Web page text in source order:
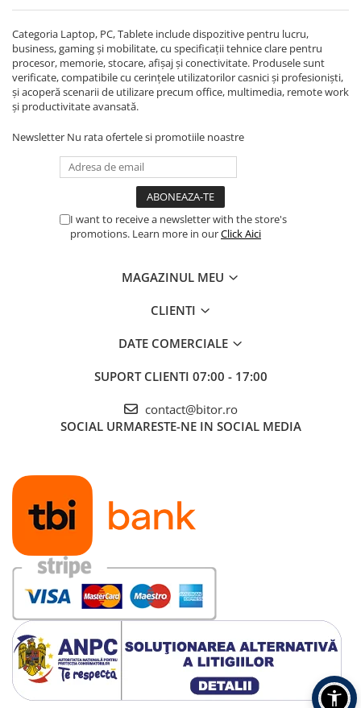
Categoria Laptop, PC, Tablete include dispozitive pentru lucru,
business, gaming și mobilitate, cu specificații tehnice clare pentru
procesor, memorie, stocare, afișaj și conectivitate. Produsele sunt
verificate, compatibile cu cerințele utilizatorilor casnici și profesioniști,
și acoperă scenarii de utilizare precum office, multimedia, remote work
și productivitate avansată.
Newsletter Nu rata ofertele si promotiile noastre
I want to receive a newsletter with the store's
promotions. Learn more in ourClick Aici
MAGAZINUL MEU
CLIENTI
DATE COMERCIALE
SUPORT CLIENTI 07:00 - 17:00
contact@bitor.ro
SOCIAL URMARESTE-NE IN SOCIAL MEDIA